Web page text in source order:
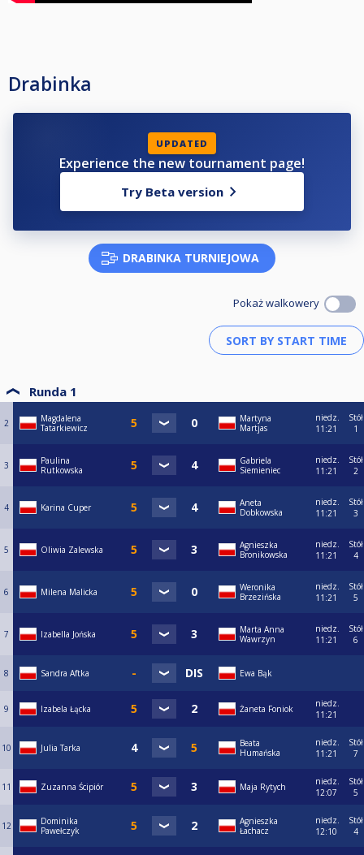
Drabinka
UPDATED
Experience the new tournament page!
Try Beta version
DRABINKA TURNIEJOWA
Pokaż walkowery
Runda 1
2
Magdalena
Tatarkiewicz
Martyna
Martjas
niedz.
11:21
Stół
1
3
Paulina
Rutkowska
Gabriela
Siemieniec
niedz.
11:21
Stół
2
4 Karina Cuper
Aneta
Dobkowska
niedz.
11:21
Stół
3
5 Oliwia Zalewska
Agnieszka
Bronikowska
niedz.
11:21
Stół
4
6 Milena Malicka
Weronika
Brzezińska
niedz.
11:21
Stół
5
7 Izabella Jońska
Marta Anna
Wawrzyn
niedz.
11:21
Stół
6
8 Sandra Aftka Ewa Bąk
9 Izabela Łącka Żaneta Foniok
niedz.
11:21
10 Julia Tarka
Beata
Humańska
niedz.
11:21
Stół
7
11 Zuzanna Ścipiór Maja Rytych
niedz.
12:07
Stół
5
12
Dominika
Pawełczyk
Agnieszka
Łachacz
niedz.
12:10
Stół
4